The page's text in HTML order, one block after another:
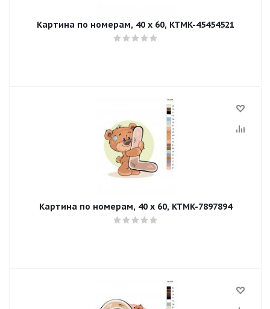
Картина по номерам, 40 x 60, KTMK-45454521
Картина по номерам, 40 x 60, KTMK-7897894